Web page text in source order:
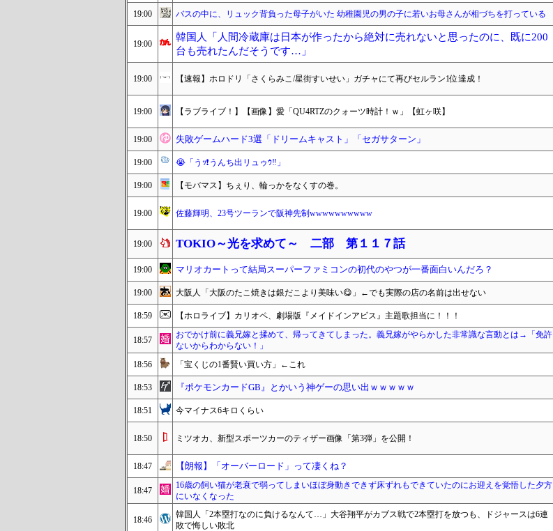
19:00 バスの中に、リュック背負った母子がいた 幼稚園児の男の子に若いお母さんが相づちを打っている
19:00
韓国人「人間冷蔵庫は日本が作ったから絶対に売れないと思ったのに、既に200
台も売れたんだそうです…」
19:00 【速報】ホロドリ「さくらみこ/星街すいせい」ガチャにて再びセルラン1位達成！
19:00 【ラブライブ！】【画像】愛「QU4RTZのクォーツ時計！ｗ」【虹ヶ咲】
19:00 失敗ゲームハード3選「ドリームキャスト」「セガサターン」
19:00 😭「うｯ❗️うんち出リュゥｳ‼️」
19:00 【モバマス】ちぇり、輪っかをなくすの巻。
19:00 佐藤輝明、23号ツーランで阪神先制wwwwwwwwww
19:00 TOKIO～光を求めて～ 二部 第１１７話
19:00 マリオカートって結局スーパーファミコンの初代のやつが一番面白いんだろ？
19:00 大阪人「大阪のたこ焼きは銀だこより美味い😋」←でも実際の店の名前は出せない
18:59 【ホロライブ】カリオペ、劇場版『メイドインアビス』主題歌担当に！！！
18:57
おでかけ前に義兄嫁と揉めて、帰ってきてしまった。義兄嫁がやらかした非常識な言動とは→「免許
ないからわからない！」
18:56 「宝くじの1番賢い買い方」←これ
18:53 『ポケモンカードGB』とかいう神ゲーの思い出ｗｗｗｗｗ
18:51 今マイナス6キロくらい
18:50 ミツオカ、新型スポーツカーのティザー画像「第3弾」を公開！
18:47 【朗報】「オーバーロード」って凄くね？
18:47
16歳の飼い猫が老衰で弱ってしまいほぼ身動きできず床ずれもできていたのにお迎えを覚悟した夕方
にいなくなった
18:46
韓国人「2本塁打なのに負けるなんて…」大谷翔平がカブス戦で2本塁打を放つも、ドジャースは6連
敗で悔しい敗北